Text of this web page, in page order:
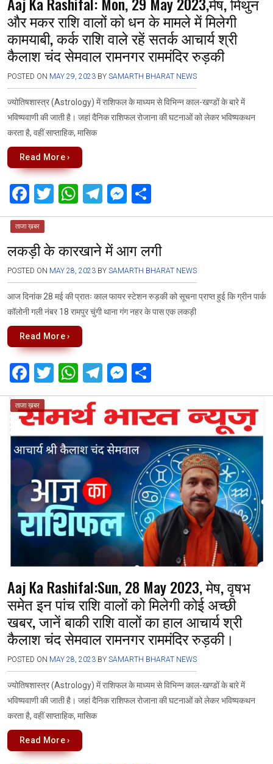
और मकर राशि वालों को धन के मामले में मिलेगी
कामयाबी, कर्क राशि वाले रहें सतर्क आचार्य श्री
कैलाश चंद सेमवाल रामनगर राममंदिर रुड़की
POSTED ON MAY 29, 2023 BY SAMARTH BHARAT NEWS
ज्योतिषशास्त्र (Astrology) में राशिफल के माध्यम से विभिन्न काल-खण्डों के बारे में
भविष्यवाणी की जाती है। जहां दैनिक राशिफल रोजाना की घटनाओं को लेकर भविष्यकथन
करता है, वहीं साप्ताहिक, मासिक
Read More ›
F
a
ce
b
o
o
k
T
wi
er
W
h
s
A
p
p
T
el
gr
a
m
M
es
n
g
er
h
e
ताजा ख़बर
लकड़ी के कारखाने में आग लगी
POSTED ON MAY 28, 2023 BY SAMARTH BHARAT NEWS
आज दिनांक 28 मई की प्रातः काल फायर स्टेशन रुड़की को सूचना प्राप्त हुई कि ग्रीन पार्क
कॉलोनी गली नंबर 18 रामपुर चुंगी थाना गंग नहर के पास एक लकड़ी
Read More ›
F
a
ce
b
o
o
k
T
wi
tt
er
W
h
at
s
A
p
p
T
el
e
gr
a
m
M
es
se
n
g
er
h
ar
e
ताजा ख़बर
Aaj Ka Rashifal:Sun, 28 May 2023, मेष, वृषभ
समेत इन पांच राशि वालों को मिलेगी कोई अच्छी
खबर, जानें बाकी राशि वालों का हाल आचार्य श्री
कैलाश चंद सेमवाल रामनगर राममंदिर रुड़की।
POSTED ON MAY 28, 2023 BY SAMARTH BHARAT NEWS
ज्योतिषशास्त्र (Astrology) में राशिफल के माध्यम से विभिन्न काल-खण्डों के बारे में
भविष्यवाणी की जाती है। जहां दैनिक राशिफल रोजाना की घटनाओं को लेकर भविष्यकथन
करता है, वहीं साप्ताहिक, मासिक
Read More ›